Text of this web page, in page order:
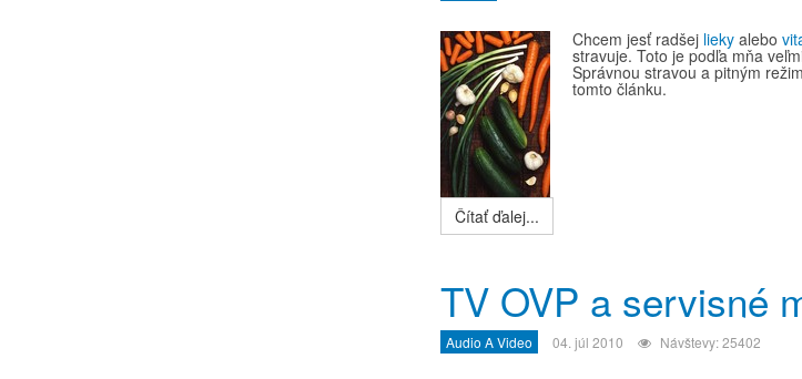
Chcem jesť radšej lieky alebo
stravuje. Toto je podľa mňa
Správnou stravou a pitným
tomto článku.
Čítať ďalej...
TV OVP a servisné
Audio A Video 04. júl 2010 Návštevy: 25402